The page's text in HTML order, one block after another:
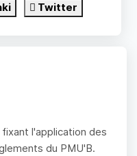
Twitter
l'application des
du PMU'B.